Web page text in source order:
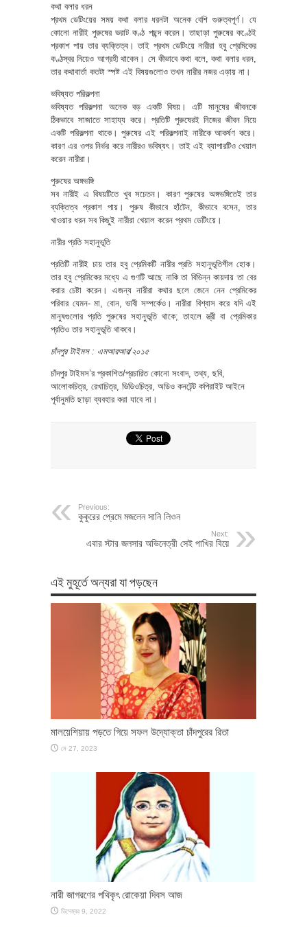
কথা বলার ধরন
প্রথম ডেটিংয়ের সময় কথা বলার ধরনটা অনেক বেশি গুরুত্বপূর্ণ। যে
কোনো নারীই পুরুষের ভরাট কণ্ঠ পছন্দ করেন। তাছাড়া পুরুষের কণ্ঠেই
প্রকাশ পায় তার ব্যক্তিত্ব। তাই প্রথম ডেটিংয়ে নারীরা হবু প্রেমিকের
কণ্ঠস্বর নিয়েও আগ্রহী থাকেন। সে কীভাবে কথা বলে, কথা বলার ধরন,
তার কথাবার্তা কতটা স্পষ্ট এই বিষয়গুলোও তখন নারীর নজর এড়ায় না।
ভবিষ্যত পরিকল্পনা
ভবিষ্যত পরিকল্পনা অনেক বড় একটি বিষয়। এটি মানুষের জীবনকে
ঠিকভাবে সাজাতে সাহায্য করে। প্রতিটি পুরুষেরই নিজের জীবন নিয়ে
একটি পরিকল্পনা থাকে। পুরুষের এই পরিকল্পনাই নারীকে আকর্ষণ করে।
কারণ এর ওপর নির্ভর করে নারীরও ভবিষ্যৎ। তাই এই ব্যাপারটিও খেয়াল
করেন নারীরা।
পুরুষের অঙ্গভঙ্গি
সব নারীই এ বিষয়টিতে খুব সচেতন। কারণ পুরুষের অঙ্গভঙ্গিতেই তার
ব্যক্তিত্ব প্রকাশ পায়। পুরুষ কীভাবে হাঁটেন, কীভাবে বসেন, তার
খাওয়ার ধরন সব কিছুই নারীরা খেয়াল করেন প্রথম ডেটিংয়ে।
নারীর প্রতি সহানুভূতি
প্রতিটি নারীই চায় তার হবু প্রেমিকটি নারীর প্রতি সহানুভূতিশীল হোক।
তার হবু প্রেমিকের মধ্যে এ গুণটি আছে নাকি তা বিভিন্ন কায়দায় তা বের
করার চেষ্টা করেন। এজন্য নারীরা কথার ছলে জেনে নেন প্রেমিকের
পরিবার যেমন- মা, বোন, ভাবী সম্পর্কেও। নারীরা বিশ্বাস করে যদি এই
মানুষগুলোর প্রতি পুরুষের সহানুভূতি থাকে; তাহলে স্ত্রী বা প্রেমিকার
প্রতিও তার সহানুভূতি থাকবে।
চাঁদপুর টাইমস : এমআরআর/২০১৫
চাঁদপুর টাইমস’র প্রকাশিত/প্রচারিত কোনো সংবাদ, তথ্য, ছবি,
আলোকচিত্র, রেখাচিত্র, ভিডিওচিত্র, অডিও কনটেন্ট কপিরাইট আইনে
পূর্বানুমতি ছাড়া ব্যবহার করা যাবে না।
Previous:
কুকুরের প্রেমে মজলেন সানি লিওন
Next:
এবার স্টার জলসার অভিনেত্রী সেই পাখির বিয়ে
এই মুহূর্তে অন্যরা যা পড়ছেন
মালয়েশিয়ায় পড়তে গিয়ে সফল উদ্যোক্তা চাঁদপুরের রিতা
মে 27, 2023
নারী জাগরণের পথিকৃৎ রোকেয়া দিবস আজ
ডিসেম্বর 9, 2022